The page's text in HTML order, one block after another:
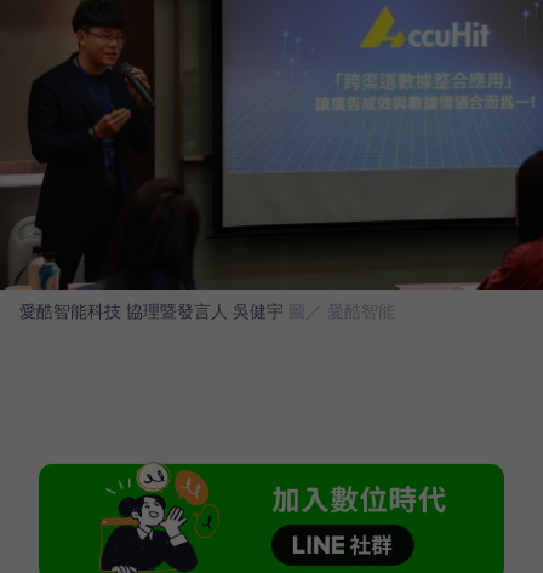
愛酷智能科技 協理暨發言人 吳健宇 圖／ 愛酷智能